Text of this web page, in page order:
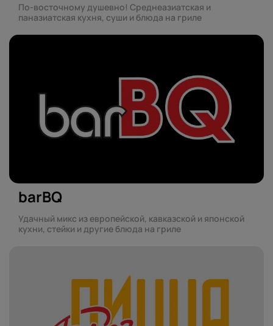
По-восточному душевно! Среднеазиатская и
паназиатская кухня, суши и блюда на гриле
barBQ
Удачный микс из европейской, кавказской и японской
кухни, стейки и другие блюда на гриле